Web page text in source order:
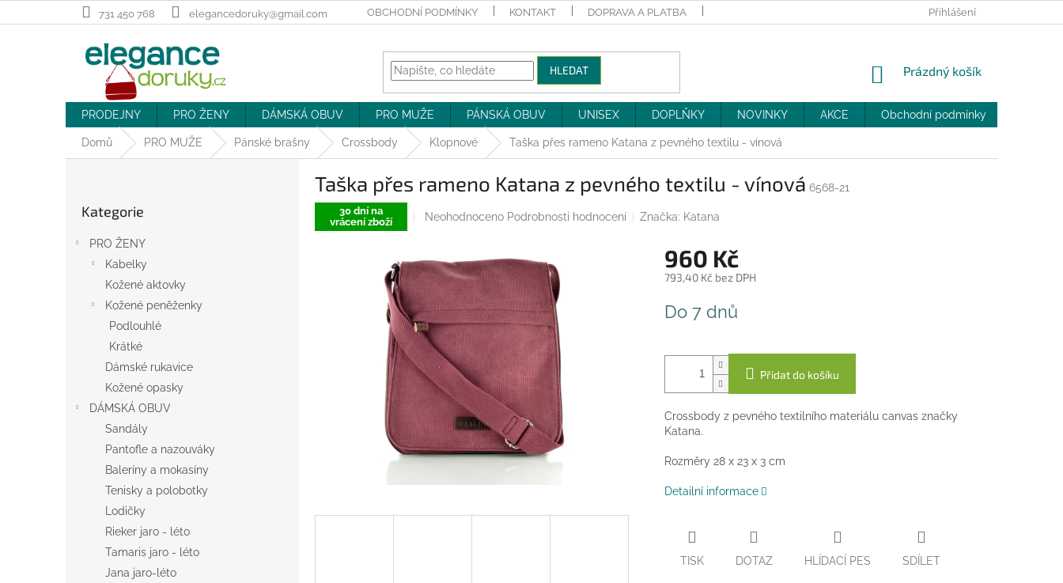
na
731 450 768 elegancedoruky@gmail.com OBCHODNÍ PODMÍNKY KONTAKT DOPRAVA A PLATBA MOJE OBJEDNÁVKA
Přihlášení
HLEDAT
NÁKUPNÍ
Prázdný košík
PRODEJNY PRO ŽENY DÁMSKÁ OBUV PRO MUŽE PÁNSKÁ OBUV UNISEX DOPLŇKY NOVINKY AKCE Obchodní podmínky
Domů PRO MUŽE Pánské brašny Crossbody Klopnové Taška přes rameno Katana z pevného textilu - vínová
kategorie
Kategorie
PRO ŽENY
Kabelky
Kožené aktovky
Kožené peněženky
Podlouhlé
Krátké
Dámské rukavice
Kožené opasky
DÁMSKÁ OBUV
Sandály
Pantofle a nazouváky
Baleríny a mokasíny
Tenisky a polobotky
Lodičky
Rieker jaro - léto
Tamaris jaro - léto
Jana jaro-léto
Taška přes rameno Katana z pevného textilu - vínová 6568-21
30 dní na
vrácení zboží
Průměrné
je
0,0
z
5
hvězdiček.
Neohodnoceno Podrobnosti hodnocení Značka: Katana
960 Kč
793,40 Kč bez DPH
cena:
Do 7 dnů
Přidat do košíku
Crossbody z pevného textilního materiálu canvas značky
Katana.
Rozměry 28 x 23 x 3 cm
Detailní informace
TISK DOTAZ HLÍDACÍ PES SDÍLET